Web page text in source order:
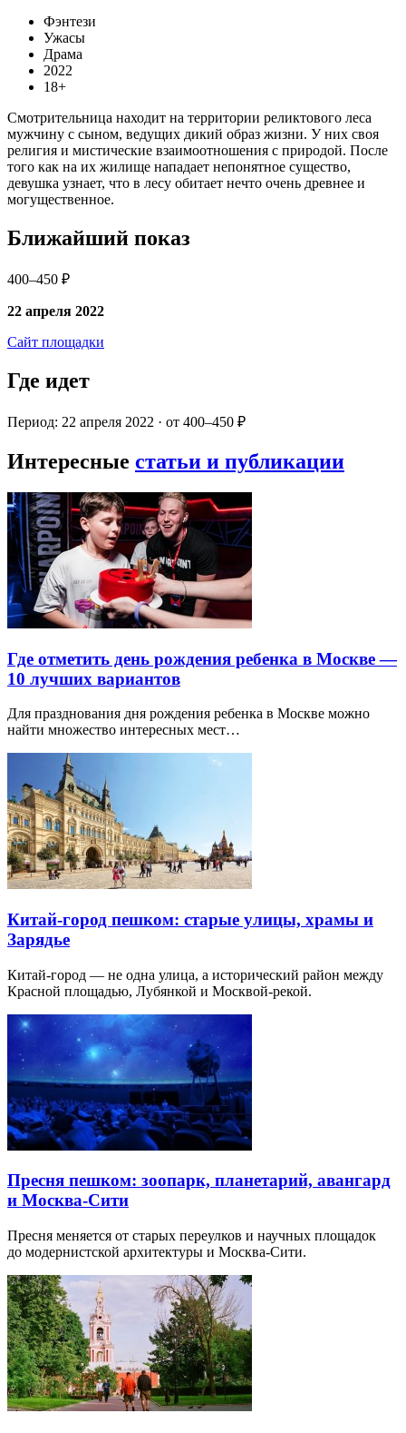
Фэнтези
Ужасы
Драма
2022
18+
Смотрительница находит на территории реликтового леса
мужчину с сыном, ведущих дикий образ жизни. У них своя
религия и мистические взаимоотношения с природой. После
того как на их жилище нападает непонятное существо,
девушка узнает, что в лесу обитает нечто очень древнее и
могущественное.
Ближайший показ
400–450 ₽
22 апреля 2022
Сайт площадки
Где идет
Период: 22 апреля 2022 · от 400–450 ₽
Интересные статьи и публикации
Где отметить день рождения ребенка в Москве —
10 лучших вариантов
Для празднования дня рождения ребенка в Москве можно
найти множество интересных мест…
Китай-город пешком: старые улицы, храмы и
Зарядье
Китай-город — не одна улица, а исторический район между
Красной площадью, Лубянкой и Москвой-рекой.
Пресня пешком: зоопарк, планетарий, авангард
и Москва-Сити
Пресня меняется от старых переулков и научных площадок
до модернистской архитектуры и Москва-Сити.